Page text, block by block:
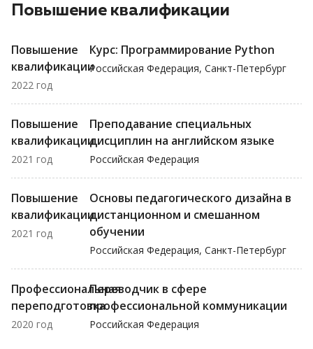
Повышение квалификации
Повышение
квалификации
2022 год
Курс: Программирование Python
Российская Федерация, Санкт-Петербург
Повышение
квалификации
2021 год
Преподавание специальных
дисциплин на английском языке
Российская Федерация
Повышение
квалификации
2021 год
Основы педагогического дизайна в
дистанционном и смешанном
обучении
Российская Федерация, Санкт-Петербург
Профессиональная
переподготовка
2020 год
Переводчик в сфере
профессиональной коммуникации
Российская Федерация